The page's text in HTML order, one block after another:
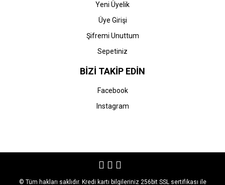
Yeni Üyelik
Üye Girişi
Şifremi Unuttum
Sepetiniz
BİZİ TAKİP EDİN
Facebook
Instagram
© Tüm hakları saklıdır. Kredi kartı bilgileriniz 256bit SSL sertifikası ile